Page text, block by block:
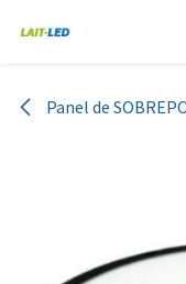
Panel de